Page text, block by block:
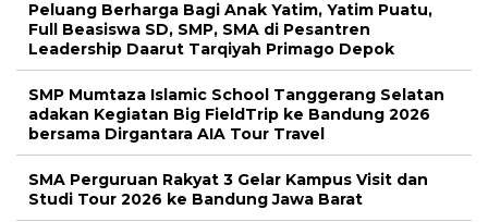
Peluang Berharga Bagi Anak Yatim, Yatim Puatu,
Full Beasiswa SD, SMP, SMA di Pesantren
Leadership Daarut Tarqiyah Primago Depok
SMP Mumtaza Islamic School Tanggerang Selatan
adakan Kegiatan Big FieldTrip ke Bandung 2026
bersama Dirgantara AIA Tour Travel
SMA Perguruan Rakyat 3 Gelar Kampus Visit dan
Studi Tour 2026 ke Bandung Jawa Barat